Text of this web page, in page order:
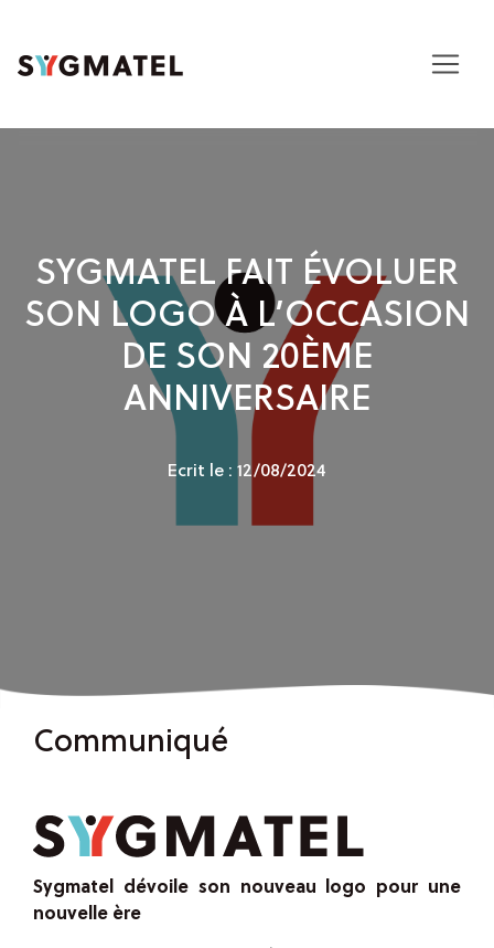
SYGMATEL FAIT ÉVOLUER
SON LOGO À L’OCCASION
DE SON 20ÈME
ANNIVERSAIRE
Ecrit le : 12/08/2024
Communiqué
Sygmatel dévoile son nouveau logo pour une
nouvelle ère